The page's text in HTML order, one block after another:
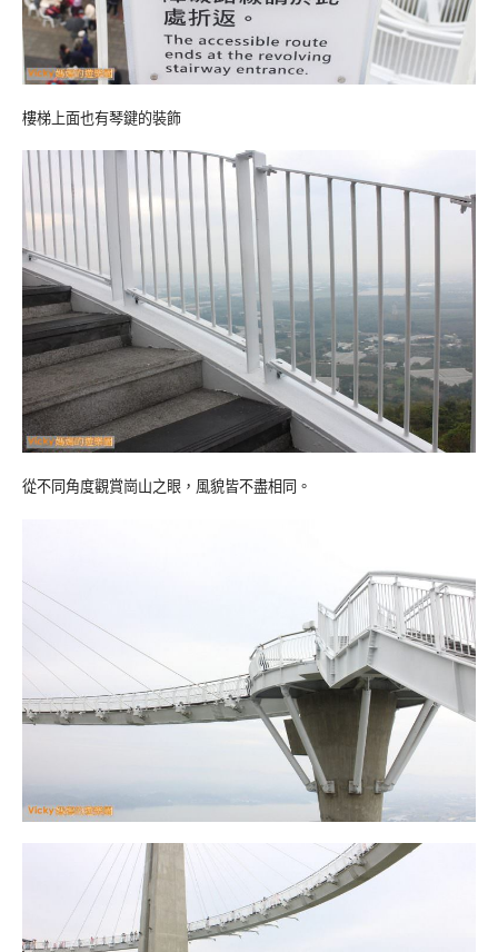
樓梯上面也有琴鍵的裝飾
從不同角度觀賞崗山之眼，風貌皆不盡相同。